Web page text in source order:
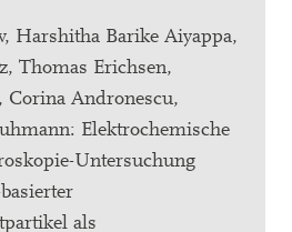
Harshitha Barike Aiyappa,
Thomas Erichsen,
Corina Andronescu,
Elektrochemische
Untersuchung
als